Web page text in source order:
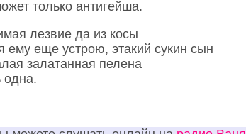
только антигейша.
лезвие да из косы
ему еще устрою, этакий сукин сын
залатанная пелена
одна.